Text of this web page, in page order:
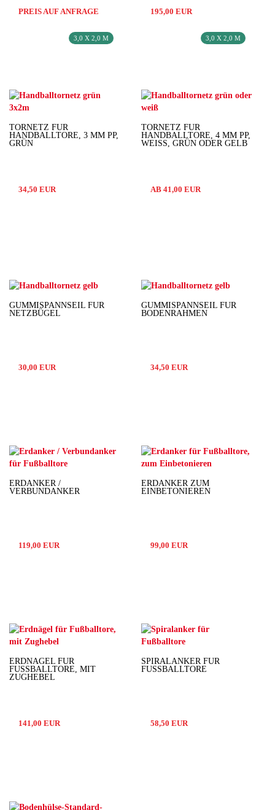
PREIS AUF ANFRAGE 195,00 EUR
3,0 X 2,0 M
TORNETZ FÜR
HANDBALLTORE, 3 MM PP,
GRÜN
34,50 EUR
3,0 X 2,0 M
TORNETZ FÜR
HANDBALLTORE, 4 MM PP,
WEISS, GRÜN ODER GELB
AB 41,00 EUR
GUMMISPANNSEIL FÜR
NETZBÜGEL
30,00 EUR
GUMMISPANNSEIL FÜR
BODENRAHMEN
34,50 EUR
ERDANKER /
VERBUNDANKER
119,00 EUR
ERDANKER ZUM
EINBETONIEREN
99,00 EUR
ERDNÄGEL FÜR
FUSSBALLTORE, MIT Z
UGHEBEL
141,00 EUR
SPIRALANKER FÜR
FUSSBALLTORE
58,50 EUR